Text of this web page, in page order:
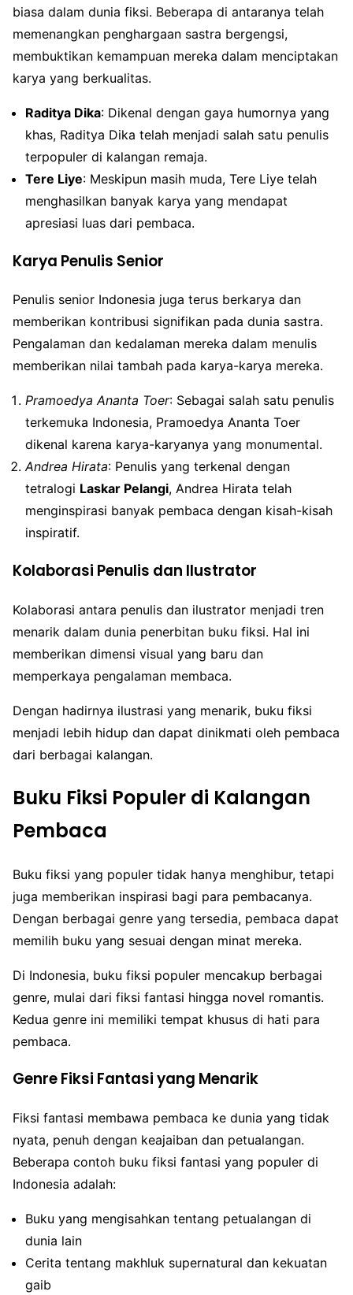
biasa dalam dunia fiksi. Beberapa di antaranya telah
memenangkan penghargaan sastra bergengsi,
membuktikan kemampuan mereka dalam menciptakan
karya yang berkualitas.
Raditya Dika: Dikenal dengan gaya humornya yang
khas, Raditya Dika telah menjadi salah satu penulis
terpopuler di kalangan remaja.
Tere Liye: Meskipun masih muda, Tere Liye telah
menghasilkan banyak karya yang mendapat
apresiasi luas dari pembaca.
Karya Penulis Senior
Penulis senior Indonesia juga terus berkarya dan
memberikan kontribusi signifikan pada dunia sastra.
Pengalaman dan kedalaman mereka dalam menulis
memberikan nilai tambah pada karya-karya mereka.
Pramoedya Ananta Toer: Sebagai salah satu penulis
terkemuka Indonesia, Pramoedya Ananta Toer
dikenal karena karya-karyanya yang monumental.
Andrea Hirata: Penulis yang terkenal dengan
tetralogi Laskar Pelangi, Andrea Hirata telah
menginspirasi banyak pembaca dengan kisah-kisah
inspiratif.
Kolaborasi Penulis dan Ilustrator
Kolaborasi antara penulis dan ilustrator menjadi tren
menarik dalam dunia penerbitan buku fiksi. Hal ini
memberikan dimensi visual yang baru dan
memperkaya pengalaman membaca.
Dengan hadirnya ilustrasi yang menarik, buku fiksi
menjadi lebih hidup dan dapat dinikmati oleh pembaca
dari berbagai kalangan.
Buku Fiksi Populer di Kalangan
Pembaca
Buku fiksi yang populer tidak hanya menghibur, tetapi
juga memberikan inspirasi bagi para pembacanya.
Dengan berbagai genre yang tersedia, pembaca dapat
memilih buku yang sesuai dengan minat mereka.
Di Indonesia, buku fiksi populer mencakup berbagai
genre, mulai dari fiksi fantasi hingga novel romantis.
Kedua genre ini memiliki tempat khusus di hati para
pembaca.
Genre Fiksi Fantasi yang Menarik
Fiksi fantasi membawa pembaca ke dunia yang tidak
nyata, penuh dengan keajaiban dan petualangan.
Beberapa contoh buku fiksi fantasi yang populer di
Indonesia adalah:
Buku yang mengisahkan tentang petualangan di
dunia lain
Cerita tentang makhluk supernatural dan kekuatan
gaib